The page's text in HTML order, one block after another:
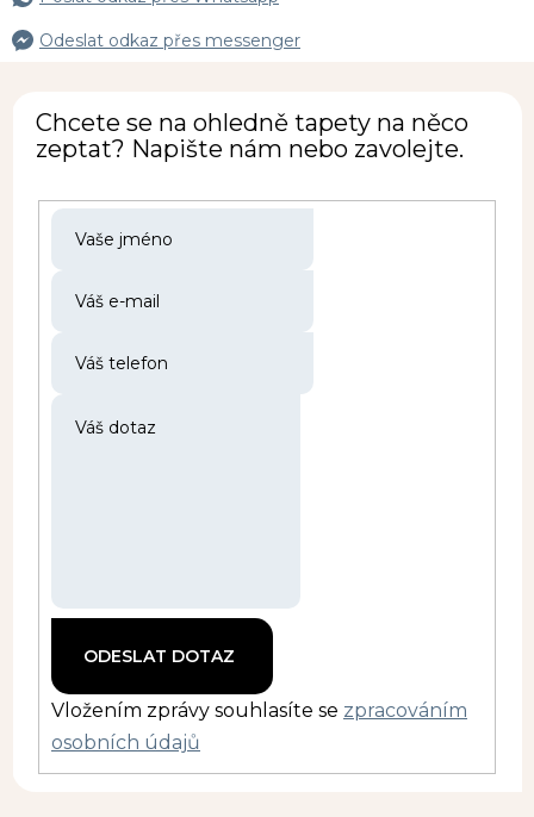
Odeslat odkaz přes messenger
Chcete se na ohledně tapety na něco
zeptat? Napište nám nebo zavolejte.
Vložením zprávy souhlasíte se zpracováním
osobních údajů